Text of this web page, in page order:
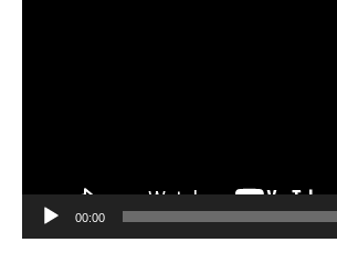
00:00